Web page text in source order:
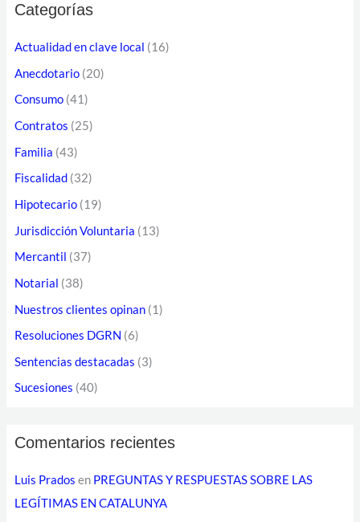
a
r
p
Categorías
Actualidad en clave local (16)
Anecdotario(20)
Consumo(41)
Contratos (25)
Familia (43)
Fiscalidad(32)
Hipotecario(19)
Jurisdicción Voluntaria (13)
Mercantil (37)
Notarial (38)
Nuestros clientes opinan(1)
Resoluciones DGRN (6)
Sentencias destacadas (3)
Sucesiones (40)
Comentarios recientes
Luis Prados en PREGUNTAS Y RESPUESTAS SOBRE LAS
LEGÍTIMAS EN CATALUNYA
e
c
i
ó
n
r
r
e
o
e
r